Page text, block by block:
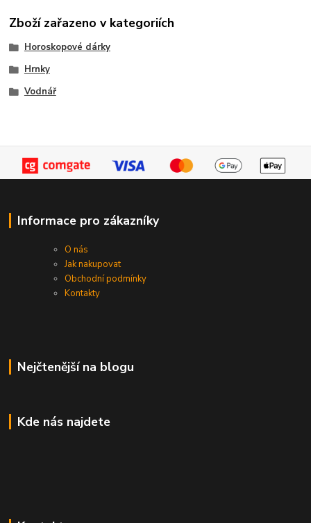
Zboží zařazeno v kategoriích
Horoskopové dárky
Hrnky
Vodnář
Informace pro zákazníky
O nás
Jak nakupovat
Obchodní podmínky
Kontakty
Nejčtenější na blogu
Kde nás najdete